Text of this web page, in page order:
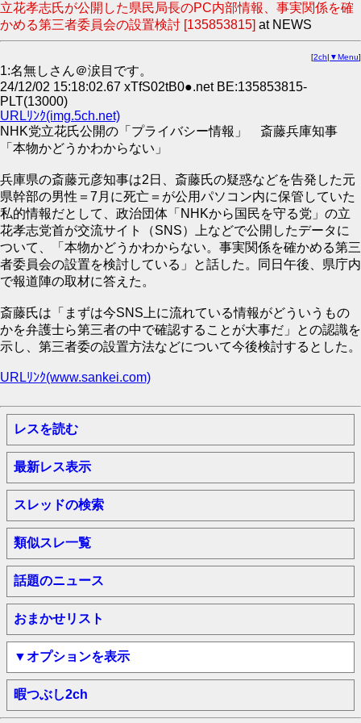
立花孝志氏が公開した県民局長のPC内部情報、事実関係を確
かめる第三者委員会の設置検討 [135853815] at NEWS
[2ch| ▼Menu]
1:名無しさん＠涙目です。
24/12/02 15:18:02.67 xTfS02tB0●.net BE:135853815-
PLT(13000)
URLﾘﾝｸ(img.5ch.net)
NHK党立花氏公開の「プライバシー情報」 斎藤兵庫知事
「本物かどうかわからない」
兵庫県の斎藤元彦知事は2日、斎藤氏の疑惑などを告発した元
県幹部の男性＝7月に死亡＝が公用パソコン内に保管していた
私的情報だとして、政治団体「NHKから国民を守る党」の立
花孝志党首が交流サイト（SNS）上などで公開したデータに
ついて、「本物かどうかわからない。事実関係を確かめる第三
者委員会の設置を検討している」と話した。同日午後、県庁内
で報道陣の取材に答えた。
斎藤氏は「まずは今SNS上に流れている情報がどういうもの
かを弁護士ら第三者の中で確認することが大事だ」との認識を
示し、第三者委の設置方法などについて今後検討するとした。
URLﾘﾝｸ(www.sankei.com)
レスを読む
最新レス表示
スレッドの検索
類似スレ一覧
話題のニュース
おまかせリスト
▼オプションを表示
暇つぶし2ch